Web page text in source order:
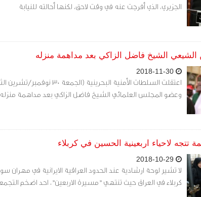
الجزيري، الذي أفرجت عنه في وقت لاحق، لكنها أحالته للنيابة
الشيعي الشيخ فاضل الزاكي بعد مداهمة منزله
وعضو المجلس العلمائي الشيخ فاضل الزاكي بعد مداهمة منزله
تتجه لاحياء اربعينية الحسين في كربلاء
لا تشير لوحة ارشادية عند الحدود العراقية الايرانية في مهران
كربلاء في العراق حيث تنتهي "مسيرة الاربعين"، احد اضخم